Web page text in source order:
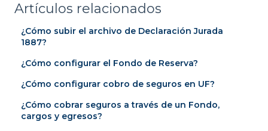
Artículos relacionados
¿Cómo subir el archivo de Declaración Jurada
1887?
¿Cómo configurar el Fondo de Reserva?
¿Cómo configurar cobro de seguros en UF?
¿Cómo cobrar seguros a través de un Fondo,
cargos y egresos?